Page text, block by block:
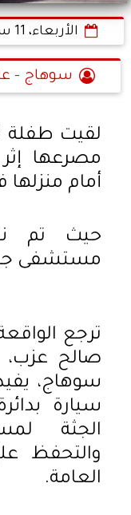
الأربعاء، 11 سبتمبر 2024
سوهاج -
مصرعها
أمام منزلها
حيث تم
مستشفى
ترجع
صالح عزب،
سوهاج،
سيارة
الجثة
والتحفظ
العامة.